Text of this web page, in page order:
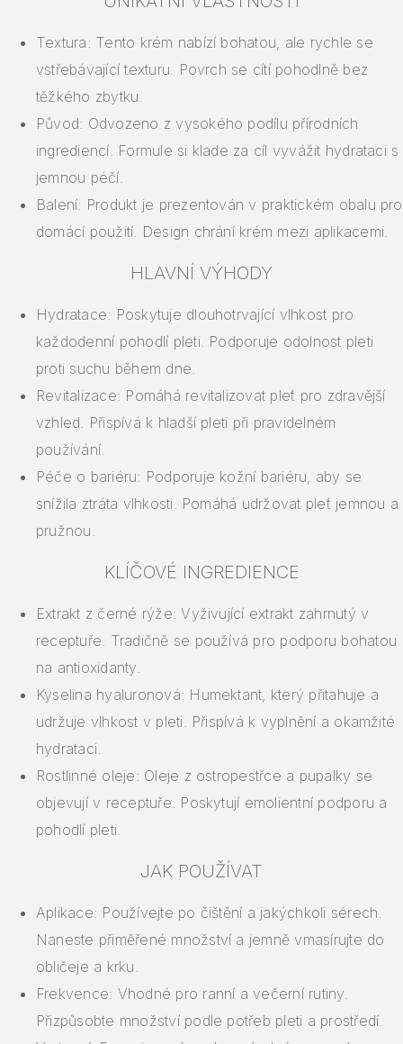
Textura: Tento krém nabízí bohatou, ale rychle se
vstřebávající texturu. Povrch se cítí pohodlně bez
těžkého zbytku.
Původ: Odvozeno z vysokého podílu přírodních
ingrediencí. Formule si klade za cíl vyvážit hydrataci s
jemnou péčí.
Balení: Produkt je prezentován v praktickém obalu pro
domácí použití. Design chrání krém mezi aplikacemi.
HLAVNÍ VÝHODY
Hydratace: Poskytuje dlouhotrvající vlhkost pro
každodenní pohodlí pleti. Podporuje odolnost pleti
proti suchu během dne.
Revitalizace: Pomáhá revitalizovat pleť pro zdravější
vzhled. Přispívá k hladší pleti při pravidelném
používání.
Péče o bariéru: Podporuje kožní bariéru, aby se
snížila ztráta vlhkosti. Pomáhá udržovat pleť jemnou a
pružnou.
KLÍČOVÉ INGREDIENCE
Extrakt z černé rýže: Vyživující extrakt zahrnutý v
receptuře. Tradičně se používá pro podporu bohatou
na antioxidanty.
Kyselina hyaluronová: Humektant, který přitahuje a
udržuje vlhkost v pleti. Přispívá k vyplnění a okamžité
hydrataci.
Rostlinné oleje: Oleje z ostropestřce a pupalky se
objevují v receptuře. Poskytují emolientní podporu a
pohodlí pleti.
JAK POUŽÍVAT
Aplikace: Používejte po čištění a jakýchkoli sérech.
Naneste přiměřené množství a jemně vmasírujte do
obličeje a krku.
Frekvence: Vhodné pro ranní a večerní rutiny.
Přizpůsobte množství podle potřeb pleti a prostředí.